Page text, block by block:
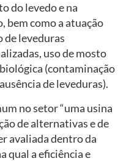
do levedo e na
bem como a atuação
de leveduras
uso de mosto
(contaminação
de leveduras).
no setor “uma usina
de alternativas e de
avaliada dentro da
qual a eficiência e